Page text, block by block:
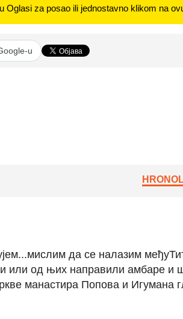
Oglasi za posao ili jednostavno klikom na
u
да се налазим
или од њих направили амбаре и
манастира Попова и Игумана